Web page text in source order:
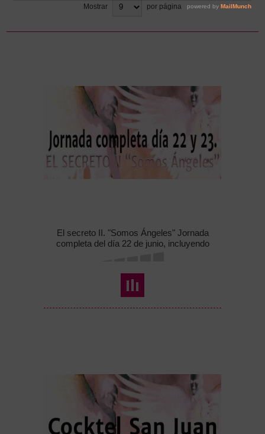
Mostrar por página
El secreto II. "Somos Ángeles" Jornada
completa del día 22 de junio, incluyendo